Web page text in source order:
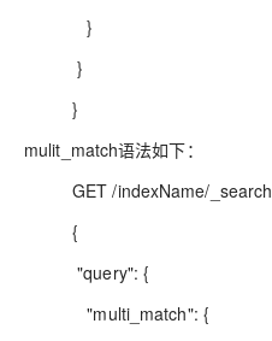
}
}
}
mulit_match语法如下：
GET /indexName/_search
{
"query": {
"multi_match": {